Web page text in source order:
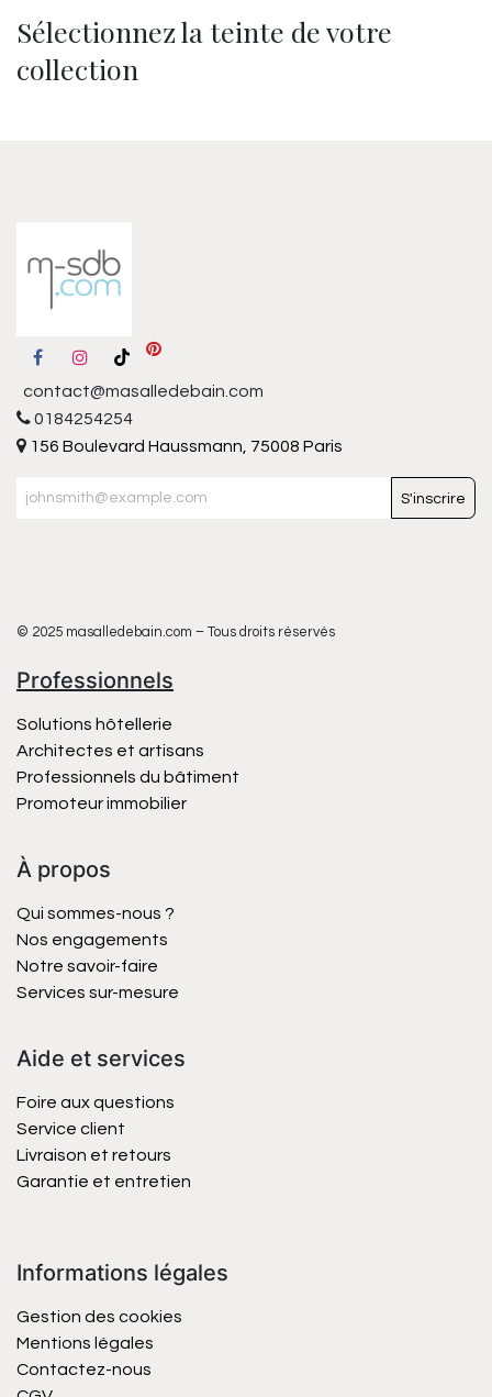
Sélectionnez la teinte de votre
collection
contact@masalledebain.com
0184254254
156 Boulevard Haussmann, 75008 Paris
S'inscrire
© 2025 masalledebain.com – Tous droits réservés
Professionnels
Solutions hôtellerie
Architectes et artisans
Professionnels du bâtiment
Promoteur immobilier
À propos
Qui sommes-nous ?
Nos engagements
Notre savoir-faire
Services sur-mesure
Aide et services
Foire aux questions
Service client
Livraison et retours
Garantie et entretien
Informations légales
Gestion des cookies
Mentions légales
Contactez-nous